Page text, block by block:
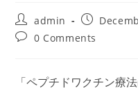
Post
author:
admin
Post
published:
Post0 Comments
「ペプチドワクチン療